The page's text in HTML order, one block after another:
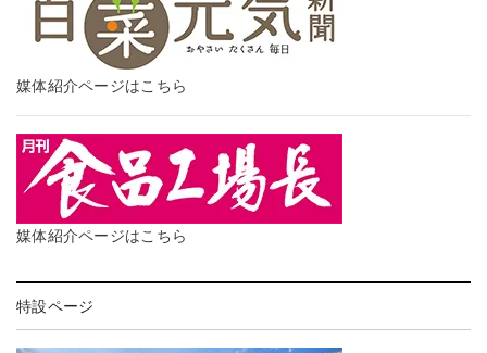
媒体紹介ページはこちら
媒体紹介ページはこちら
特設ページ